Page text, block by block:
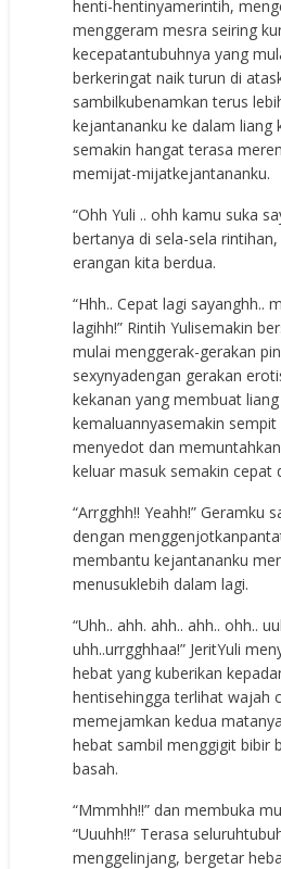
henti-hentinyamerintih,
menggeram mesra seiring
kecepatantubuhnya yang
berkeringat naik turun di
sambilkubenamkan terus
kejantananku ke dalam liang
semakin hangat terasa
memijat-mijatkejantananku.
“Ohh Yuli .. ohh kamu suka
bertanya di sela-sela
erangan kita berdua.
“Hhh.. Cepat lagi sayanghh..
lagihh!” Rintih Yulisemakin
mulai menggerak-gerakan
sexynyadengan gerakan
kekanan yang membuat liang
kemaluannyasemakin
menyedot dan
keluar masuk semakin cepat
“Arrgghh!! Yeahh!” Geramku
dengan
membantu kejantananku
menusuklebih dalam lagi.
“Uhh.. ahh. ahh.. ahh.. ohh..
uhh..urrgghhaa!” JeritYuli
hebat yang kuberikan
hentisehingga terlihat wajah
memejamkan kedua
hebat sambil menggigit bibir
basah.
“Mmmhh!!” dan membuka
“Uuuhh!!” Terasa
menggelinjang, bergetar